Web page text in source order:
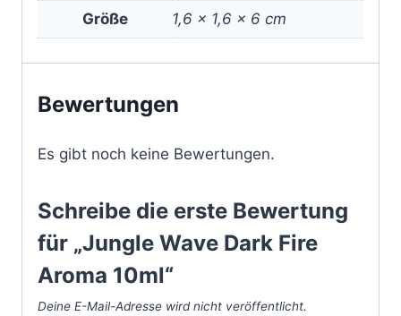
Größe 1,6 × 1,6 × 6 cm
Bewertungen
Es gibt noch keine Bewertungen.
Schreibe die erste Bewertung
für „Jungle Wave Dark Fire
Aroma 10ml“
Deine E-Mail-Adresse wird nicht veröffentlicht.